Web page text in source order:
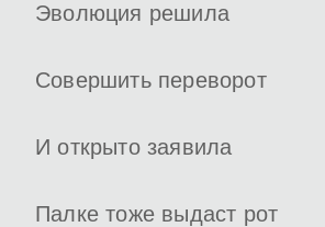
Эволюция решила
Совершить переворот
И открыто заявила
Палке тоже выдаст рот